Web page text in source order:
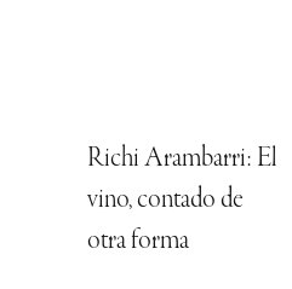
Richi Arambarri: El
vino, contado de
otra forma